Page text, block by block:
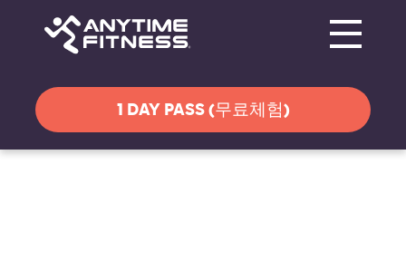
1 DAY PASS (무료체험)